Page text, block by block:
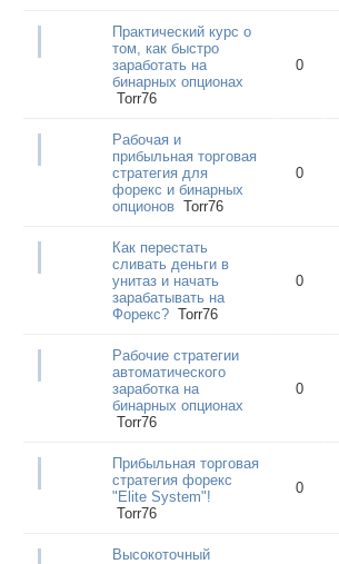
Практический курс о
том, как быстро
заработать на
бинарных опционах
Torr76
0
Рабочая и
прибыльная торговая
стратегия для
форекс и бинарных
опционов Torr76
0
Как перестать
сливать деньги в
унитаз и начать
зарабатывать на
Форекс? Torr76
0
Рабочие стратегии
автоматического
заработка на
бинарных опционах
Torr76
0
Прибыльная торговая
стратегия форекс
"Elite System"!
Torr76
0
Высокоточный